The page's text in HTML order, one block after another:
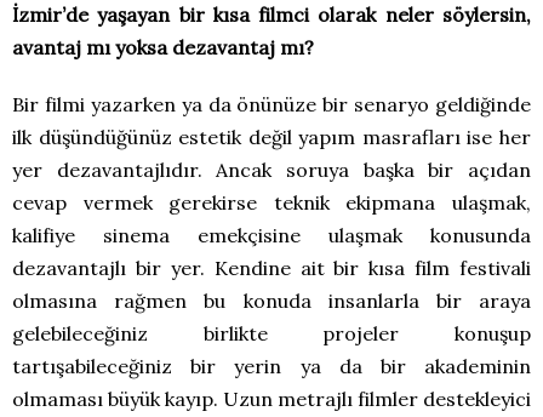
İzmir’de yaşayan bir kısa filmci olarak neler söylersin,
avantaj mı yoksa dezavantaj mı?
Bir filmi yazarken ya da önünüze bir senaryo geldiğinde
ilk düşündüğünüz estetik değil yapım masrafları ise her
yer dezavantajlıdır. Ancak soruya başka bir açıdan
cevap vermek gerekirse teknik ekipmana ulaşmak,
kalifiye sinema emekçisine ulaşmak konusunda
dezavantajlı bir yer. Kendine ait bir kısa film festivali
olmasına rağmen bu konuda insanlarla bir araya
gelebileceğiniz birlikte projeler konuşup
tartışabileceğiniz bir yerin ya da bir akademinin
olmaması büyük kayıp. Uzun metrajlı filmler destekleyici